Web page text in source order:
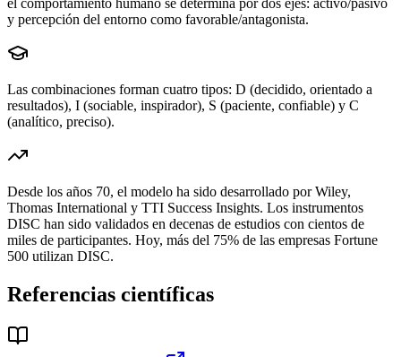
el comportamiento humano se determina por dos ejes: activo/pasivo
y percepción del entorno como favorable/antagonista.
Las combinaciones forman cuatro tipos: D (decidido, orientado a
resultados), I (sociable, inspirador), S (paciente, confiable) y C
(analítico, preciso).
Desde los años 70, el modelo ha sido desarrollado por Wiley,
Thomas International y TTI Success Insights. Los instrumentos
DISC han sido validados en decenas de estudios con cientos de
miles de participantes. Hoy, más del 75% de las empresas Fortune
500 utilizan DISC.
Referencias científicas